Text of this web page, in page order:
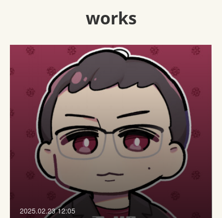
works
2025.02.23 12:05